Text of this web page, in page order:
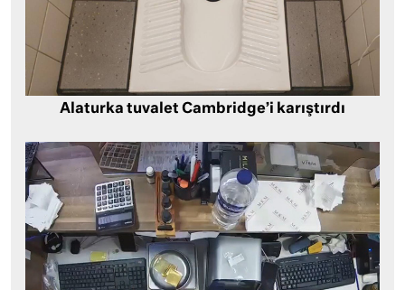
Alaturka tuvalet Cambridge’i karıştırdı